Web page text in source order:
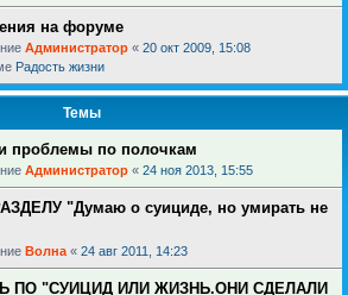
на форуме
Администратор « 20 окт 2009, 15:08
Радость жизни
Темы
проблемы по полочкам
Администратор « 24 ноя 2013, 15:55
"Думаю о суициде, но умирать не
Волна « 24 авг 2011, 14:23
ПО "СУИЦИД ИЛИ ЖИЗНЬ.ОНИ СДЕЛАЛИ